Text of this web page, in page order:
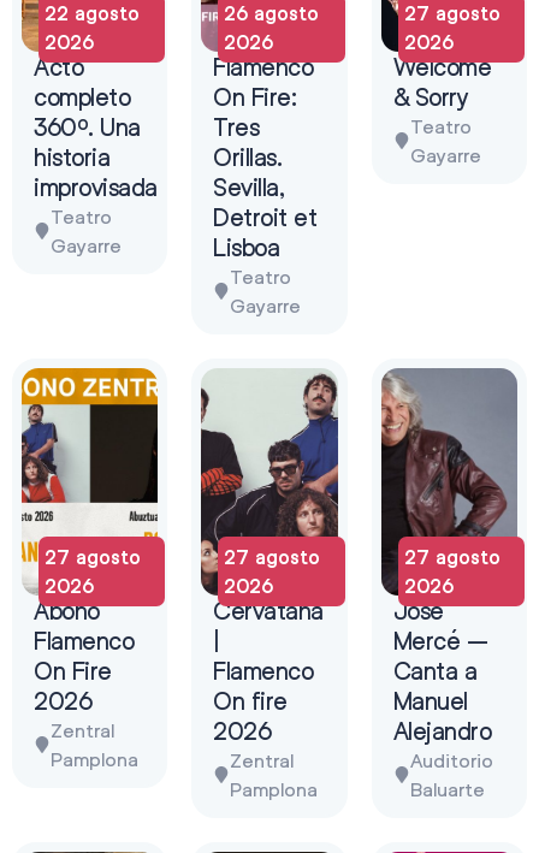
22 agosto
2026
Acto
completo
360º. Una
historia
improvisada
Teatro
Gayarre
26 agosto
2026
Flamenco
On Fire:
Tres
Orillas.
Sevilla,
Detroit et
Lisboa
Teatro
Gayarre
27 agosto
2026
Welcome
& Sorry
Teatro
Gayarre
27 agosto
2026
Abono
Flamenco
On Fire
2026
Zentral
Pamplona
27 agosto
2026
Cervatana
Flamenco
On fire
2026
Zentral
Pamplona
27 agosto
2026
José
Mercé –
Canta a
Manuel
Alejandro
Auditorio
Baluarte